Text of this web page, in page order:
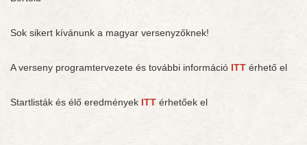
Sok sikert kívánunk a magyar versenyzőknek!
A verseny programtervezete és további információ ITT érhető el
Startlisták és élő eredmények ITT érhetőek el